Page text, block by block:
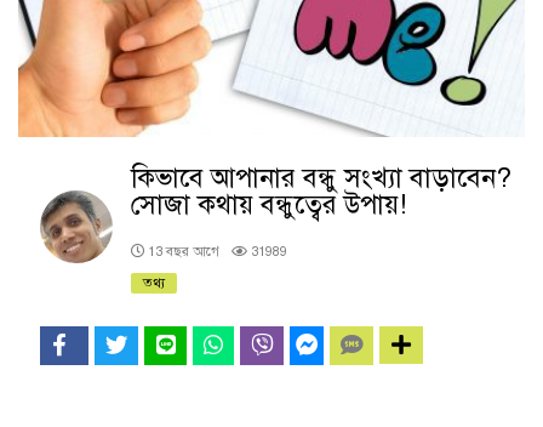
কিভাবে আপানার বন্ধু সংখ্যা বাড়াবেন?
সোজা কথায় বন্ধুত্বের উপায়!
13 বছর আগে
31989
তথ্য